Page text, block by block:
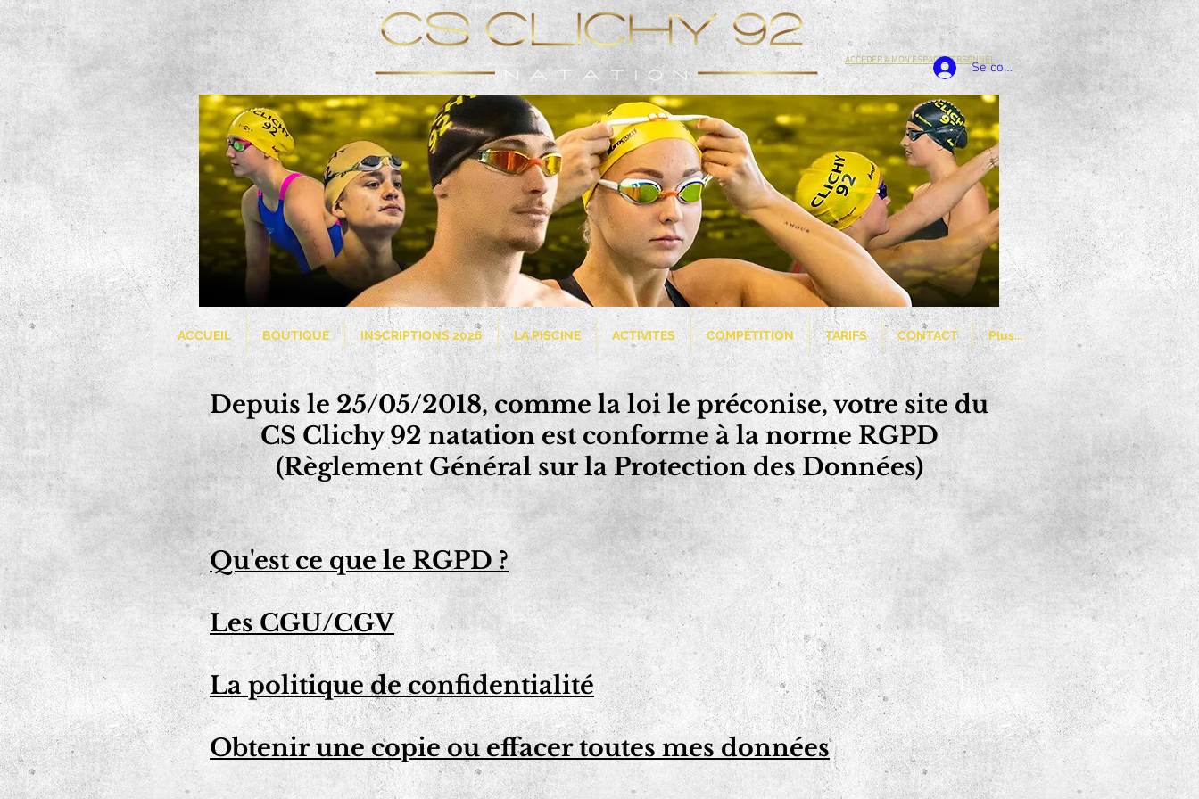
ACCEDER A MON ESPACE PERSONNELSe connecter
ACCUEIL BOUTIQUE INSCRIPTIONS 2026 LA PISCINE ACTIVITES COMPÉTITION TARIFS CONTACT Plus...
Depuis le 25/05/2018, comme la loi le préconise, votre site du
CS Clichy 92 natation est conforme à la norme RGPD
(Règlement Général sur la Protection des Données)
Qu'est ce que le RGPD ?
Les CGU/CGV
La politique de confidentialité
Obtenir une copie ou effacer toutes mes données